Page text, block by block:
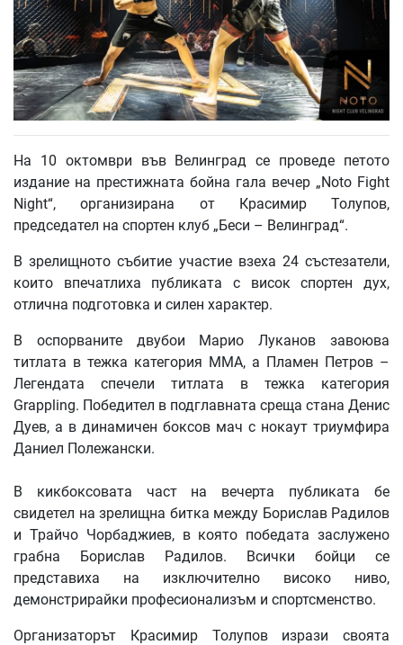
На 10 октомври във Велинград се проведе петото
издание на престижната бойна гала вечер „Noto Fight
Night“, организирана от Красимир Толупов,
председател на спортен клуб „Беси – Велинград“.
В зрелищното събитие участие взеха 24 състезатели,
които впечатлиха публиката с висок спортен дух,
отлична подготовка и силен характер.
В оспорваните двубои Марио Луканов завоюва
титлата в тежка категория MMA, а Пламен Петров –
Легендата спечели титлата в тежка категория
Grappling. Победител в подглавната среща стана Денис
Дуев, а в динамичен боксов мач с нокаут триумфира
Даниел Полежански.
В кикбоксовата част на вечерта публиката бе
свидетел на зрелищна битка между Борислав Радилов
и Трайчо Чорбаджиев, в която победата заслужено
грабна Борислав Радилов. Всички бойци се
представиха на изключително високо ниво,
демонстрирайки професионализъм и спортсменство.
Организаторът Красимир Толупов изрази своята